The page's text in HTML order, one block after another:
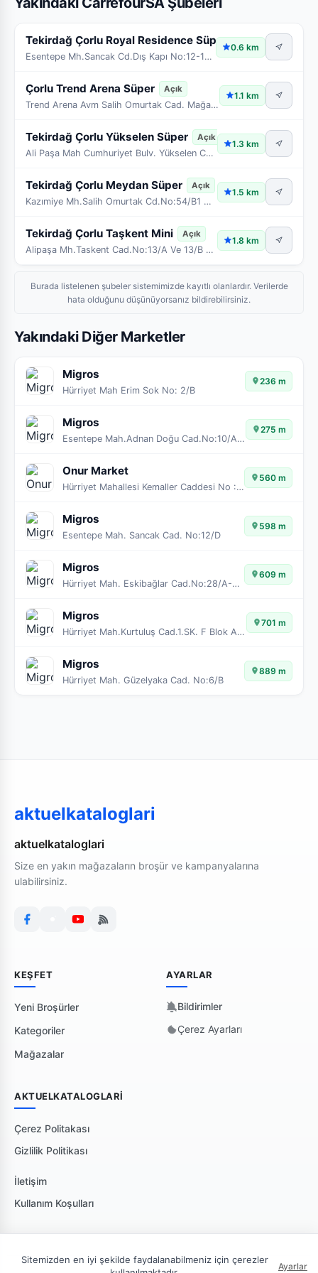
Tekirdağ Çorlu Royal Residence Süper Açık
Esentepe Mh.Sancak Cd.Dış Kapı No:12-1A Bağımsız B
0.6 km
Çorlu Trend Arena Süper Açık
Trend Arena Avm Salih Omurtak Cad. Mağaza No:8 Çor
1.1 km
Tekirdağ Çorlu Yükselen Süper Açık
Ali Paşa Mah Cumhuriyet Bulv. Yükselen Cad No:30 Ç
1.3 km
Tekirdağ Çorlu Meydan Süper Açık
Kazımiye Mh.Salih Omurtak Cd.No:54/B1 Çorlu/Tekird
1.5 km
Tekirdağ Çorlu Taşkent Mini Açık
Alipaşa Mh.Taskent Cad.No:13/A Ve 13/B Çorlu/Tekir
1.8 km
Burada listelenen şubeler sistemimizde kayıtlı olanlardır. Verilerde
hata olduğunu düşünüyorsanız bildirebilirsiniz.
Yakındaki Diğer Marketler
Migros
Hürriyet Mah Erim Sok No: 2/B
236 m
Migros
Esentepe Mah.Adnan Doğu Cad.No:10/A-B
275 m
Onur Market
Hürriyet Mahallesi Kemaller Caddesi No :36 /AA, 59850 Çorlu/Tekirdağ
560 m
Migros
Esentepe Mah. Sancak Cad. No:12/D
598 m
Migros
Hürriyet Mah. Eskibağlar Cad.No:28/A-B-C-D
609 m
Migros
Hürriyet Mah.Kurtuluş Cad.1.SK. F Blok Apt.No:2/1A
701 m
Migros
Hürriyet Mah. Güzelyaka Cad. No:6/B
889 m
aktuelkataloglari
aktuelkataloglari
Size en yakın mağazaların broşür ve kampanyalarına
ulabilirsiniz.
KEŞFET
Yeni Broşürler
Kategoriler
Mağazalar
AYARLAR
Bildirimler
Çerez Ayarları
AKTUELKATALOGLARI
Çerez Politakası
Gizlilik Politikası
İletişim
Kullanım Koşulları
Sitemizden en iyi şekilde faydalanabilmeniz için çerezler
Ayarlar